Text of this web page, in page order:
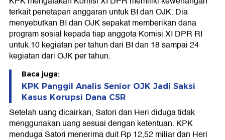
terkait penetapan anggaran untuk BI dan OJK. Dia
menyebutkan BI dan OJK sepakat memberikan dana
program sosial kepada tiap anggota Komisi XI DPR RI
untuk 10 kegiatan per tahun dari BI dan 18 sampai 24
kegiatan dari OJK per tahun.
Baca juga:
KPK Panggil Analis Senior OJK Jadi Saksi
Kasus Korupsi Dana CSR
Setelah uang dicairkan, Satori dan Heri diduga tidak
menggunakan uang sesuai dengan ketentuan. KPK
menduga Satori menerima duit Rp 12,52 miliar dan Heri